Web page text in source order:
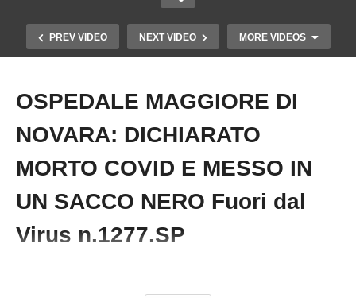
PREV VIDEO NEXT VIDEO MORE VIDEOS
Copy Embed Code
Medico si rifiuta di dare i giorni di malattia ad
una signora se non fa il tampone. Fuori dal
Virus n.1240.SP
OSPEDALE MAGGIORE DI
NOVARA: DICHIARATO
MORTO COVID E MESSO IN
UN SACCO NERO Fuori dal
Virus n.1277.SP